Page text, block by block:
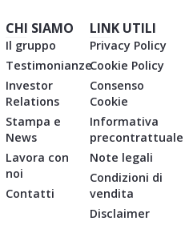
CHI SIAMO
Il gruppo
Testimonianze
Investor
Relations
Stampa e
News
Lavora con
noi
Contatti
LINK UTILI
Privacy Policy
Cookie Policy
Consenso
Cookie
Informativa
precontrattuale
Note legali
Condizioni di
vendita
Disclaimer